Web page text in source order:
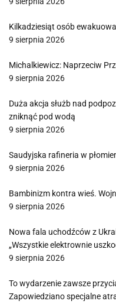
Kilkadziesiąt osób
9 sierpnia 2026
Michalkiewicz: Naprzeciw
9 sierpnia 2026
Duża akcja służb nad
zniknąć pod wodą
9 sierpnia 2026
Saudyjska rafineria w
9 sierpnia 2026
Bambinizm kontra wieś.
9 sierpnia 2026
Nowa fala uchodźców z
„Wszystkie elektrownie
9 sierpnia 2026
To wydarzenie zawsze
Zapowiedziano specjalne